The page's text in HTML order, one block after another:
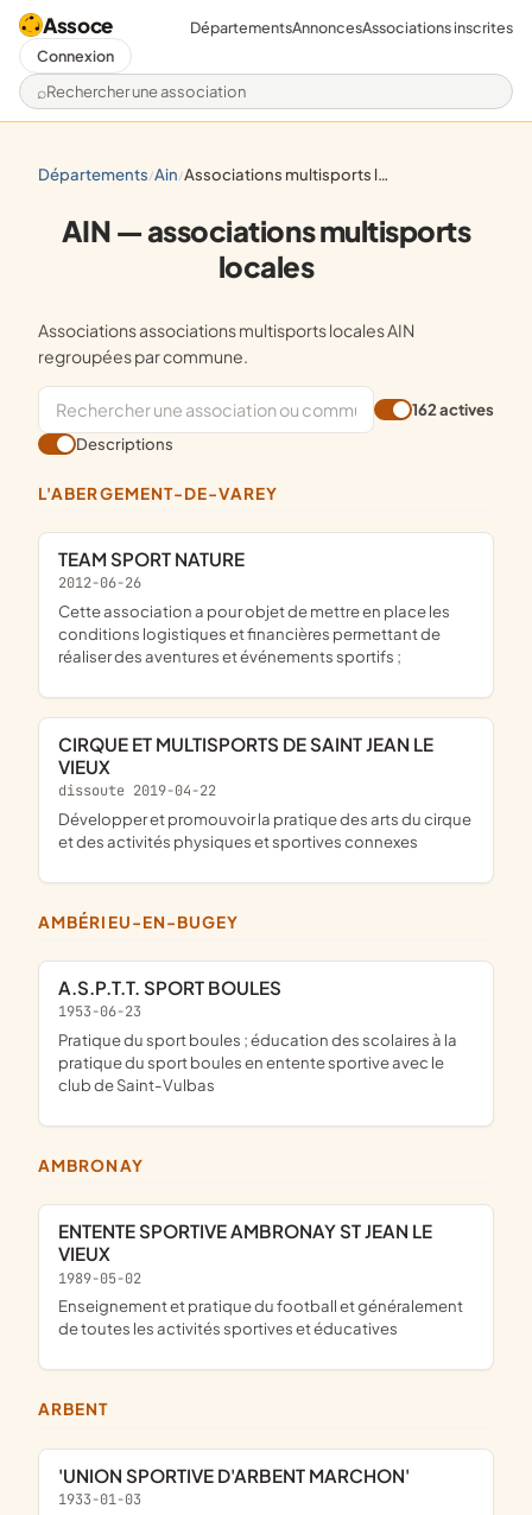
Assoce
Rechercher une association
DépartementsAnnoncesAssociations inscrites
Connexion
départements/ ain/ associations multisports locales
AIN — associations multisports
locales
Associations associations multisports locales AIN
regroupées par commune.
162 actives
Descriptions
L'ABERGEMENT-DE-VAREY
TEAM SPORT NATURE
2012-06-26
cette association a pour objet de mettre en place les
conditions logistiques et financières permettant de
réaliser des aventures et événements sportifs ;
CIRQUE ET MULTISPORTS DE SAINT JEAN LE
VIEUX
dissoute 2019-04-22
développer et promouvoir la pratique des arts du cirque
et des activités physiques et sportives connexes
AMBÉRIEU-EN-BUGEY
A.S.P.T.T. SPORT BOULES
1953-06-23
pratique du sport boules ; éducation des scolaires à la
pratique du sport boules en entente sportive avec le
club de Saint-Vulbas
AMBRONAY
ENTENTE SPORTIVE AMBRONAY ST JEAN LE
VIEUX
1989-05-02
enseignement et pratique du football et généralement
de toutes les activités sportives et éducatives
ARBENT
'UNION SPORTIVE D'ARBENT MARCHON'
1933-01-03